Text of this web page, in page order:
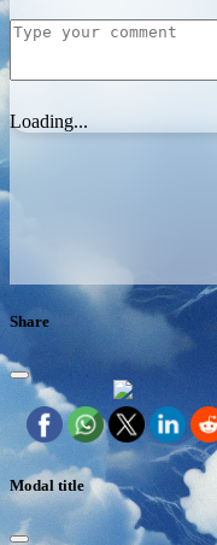
Loading...
Share
Modal title